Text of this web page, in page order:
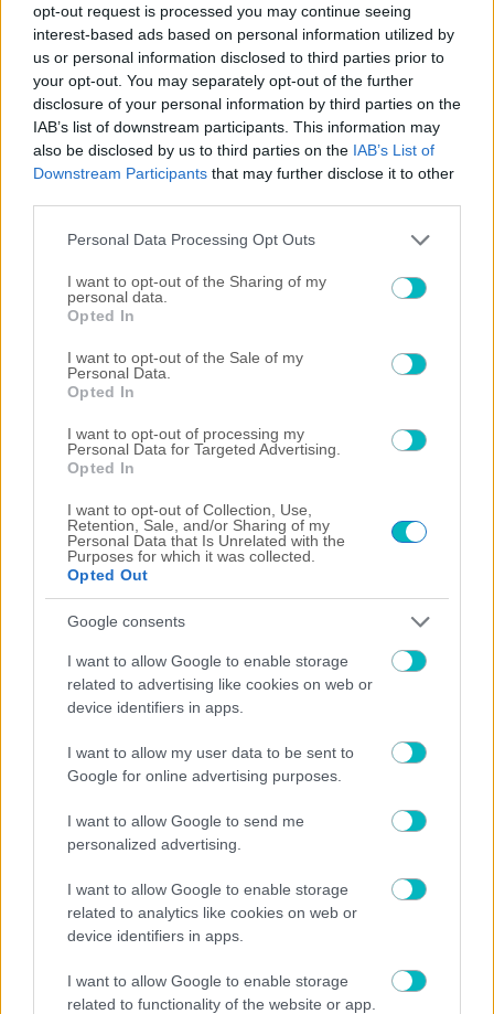
opt-out request is processed you may continue seeing
interest-based ads based on personal information utilized by
us or personal information disclosed to third parties prior to
your opt-out. You may separately opt-out of the further
disclosure of your personal information by third parties on the
IAB’s list of downstream participants. This information may
also be disclosed by us to third parties on the IAB’s List of
Downstream Participants that may further disclose it to other
Please note that this website/app uses one or more Google
not limited to your visit or usage behaviour. You may click to
grant or deny consent to Google and its third-party tags to
use your data for below specified purposes in below Google
consent section.
Personal Data Processing Opt Outs
I want to opt-out of the Sharing of my
personal data.
Opted In
I want to opt-out of the Sale of my
Personal Data.
Opted In
I want to opt-out of processing my
Personal Data for Targeted Advertising.
Opted In
I want to opt-out of Collection, Use,
Retention, Sale, and/or Sharing of my
Personal Data that Is Unrelated with the
Purposes for which it was collected.
Opted Out
Google consents
I want to allow Google to enable storage
related to advertising like cookies on web or
device identifiers in apps.
I want to allow my user data to be sent to
Google for online advertising purposes.
I want to allow Google to send me
personalized advertising.
I want to allow Google to enable storage
related to analytics like cookies on web or
device identifiers in apps.
I want to allow Google to enable storage
related to functionality of the website or app.
ΠΟΔΟΣΦΑΙΡΟ ΑΕΚ
Πως θα μπουν στο γήπεδο οι φίλαθλοι της ΑΕΚ στο
φιλικό με την Καλλιθέα
ΠΟΔΟΣΦΑΙΡΟ ΑΕΚ
ΟΦΗ: Ξεπέρασαν τα 7.000 τα εισιτήρια για το Super
Cup με την ΑΕΚ